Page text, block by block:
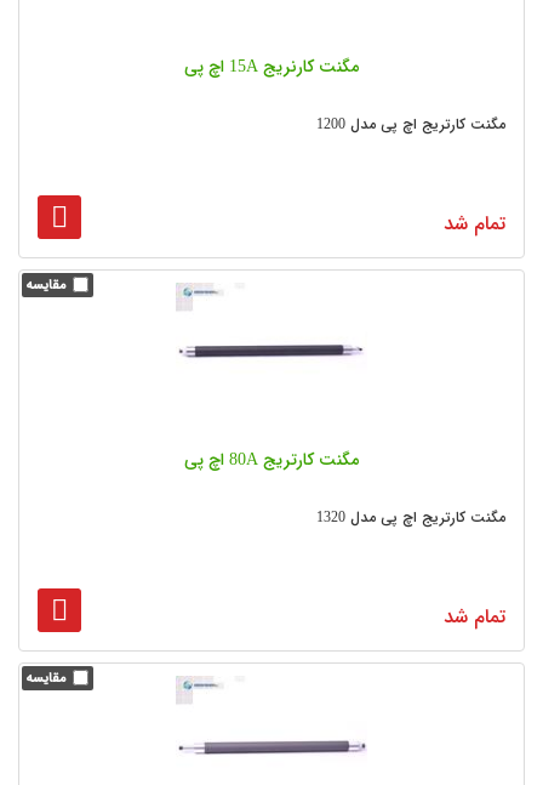
مگنت کارنریج 15A اچ پی
مگنت کارتریج اچ پی مدل 1200
تمام شد
مگنت کارتریج 80A اچ پی
مگنت کارتریج اچ پی مدل 1320
تمام شد